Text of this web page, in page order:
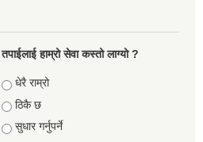
तपाईलाई हाम्रो सेवा कस्तो लाग्यो ?
Choices
धेरै राम्रो
ठिकै छ
सुधार गर्नुपर्ने